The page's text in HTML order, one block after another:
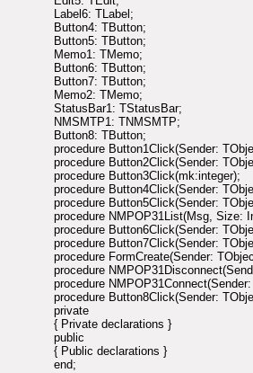
Label6: TLabel;
Button4: TButton;
Button5: TButton;
Memo1: TMemo;
Button6: TButton;
Button7: TButton;
Memo2: TMemo;
StatusBar1: TStatusBar;
NMSMTP1: TNMSMTP;
Button8: TButton;
procedure Button1Click(Sender:
procedure Button2Click(Sender:
procedure Button3Click(mk:integer);
procedure Button4Click(Sender:
procedure Button5Click(Sender:
procedure NMPOP31List(Msg, Size:
procedure Button6Click(Sender:
procedure Button7Click(Sender:
procedure FormCreate(Sender:
procedure
procedure
procedure Button8Click(Sender:
private
{ Private declarations }
public
{ Public declarations }
end;